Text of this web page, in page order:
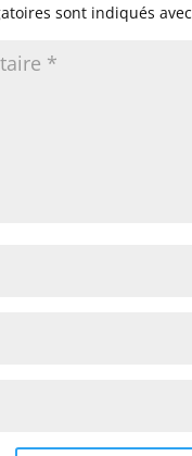
sont indiqués avec